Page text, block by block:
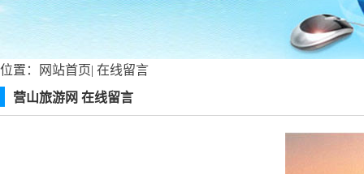
位置： 网站首页| 在线留言
营山旅游网 在线留言